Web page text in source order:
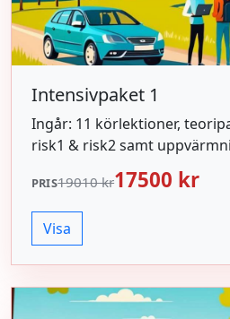
Intensivpaket 1
Ingår: 11 körlektioner,
risk1 & risk2 samt
PRIS19010 kr17500 kr
Visa